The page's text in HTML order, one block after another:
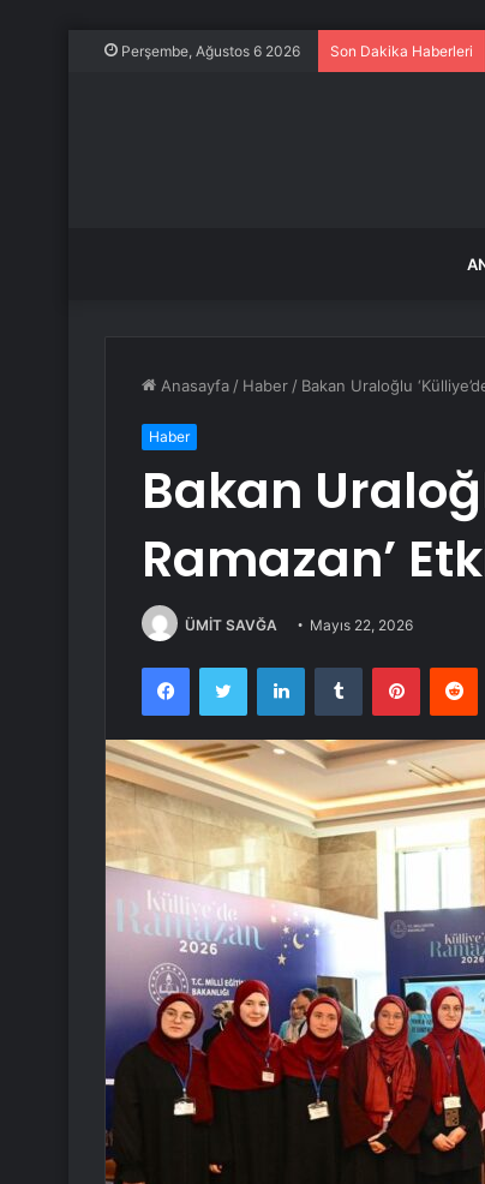
Perşembe, Ağustos 6 2026 Son Dakika Haberleri
Anasayfa / Haber / Bakan Uraloğlu
Haber
Bakan
Ramazan’
ÜMİT SAVĞA Mayıs 22, 2026
FacebookTwitter LinkedInTumblr Pinterest